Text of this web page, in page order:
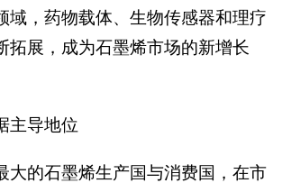
域，药物载体、生物传感器和理疗
拓展，成为石墨烯市场的新增长
主导地位
大的石墨烯生产国与消费国，在市